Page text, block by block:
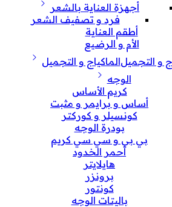
أجهزة العناية بالشعر
فرد و تصفيف الشعر
أطقم العناية
الأم و الرضيع
الماكياج و التجميل
الوجه
كريم الأساس
أساس و برايمر و مثبت
كونسيلر و كوركتر
بودرة الوجه
بي بي و سي سي كريم
أحمر الخدود
هايلايتر
برونزر
كونتور
باليتات الوجه